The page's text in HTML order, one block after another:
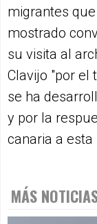
migrantes
mostrado
su visita al
Clavijo "por el
se ha
y por la
canaria a esta
MÁS